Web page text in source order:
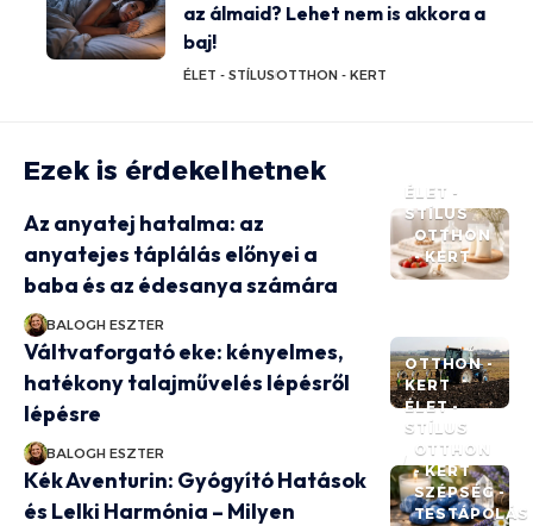
az álmaid? Lehet nem is akkora a
baj!
ÉLET - STÍLUSOTTHON - KERT
Ezek is érdekelhetnek
ÉLET -
STÍLUS
OTTHON
- KERT
Az anyatej hatalma: az
anyatejes táplálás előnyei a
baba és az édesanya számára
BALOGH ESZTER
OTTHON -
KERT
Váltvaforgató eke: kényelmes,
hatékony talajművelés lépésről
lépésre
BALOGH ESZTER
ÉLET -
STÍLUS
OTTHON
- KERT
SZÉPSÉG -
TESTÁPOLÁS
Kék Aventurin: Gyógyító Hatások
és Lelki Harmónia – Milyen